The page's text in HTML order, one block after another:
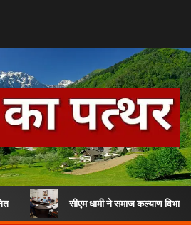
सीएम धामी ने समाज कल्याण विभाग के